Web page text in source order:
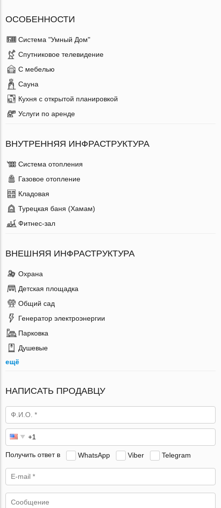
ОСОБЕННОСТИ
Система "Умный Дом"
Спутниковое телевидение
С мебелью
Сауна
Кухня с открытой планировкой
Услуги по аренде
ВНУТРЕННЯЯ ИНФРАСТРУКТУРА
Система отопления
Газовое отопление
Кладовая
Турецкая баня (Хамам)
Фитнес-зал
ВНЕШНЯЯ ИНФРАСТРУКТУРА
Охрана
Детская площадка
Общий сад
Генератор электроэнергии
Парковка
Душевые
ещё
НАПИСАТЬ ПРОДАВЦУ
Получить ответ в WhatsApp Viber Telegram